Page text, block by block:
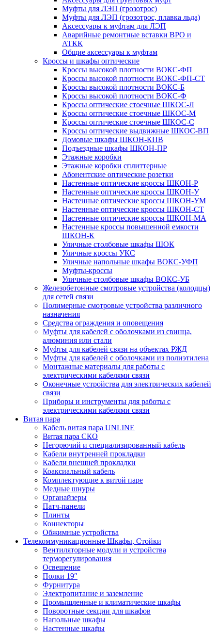
Муфты для ЛЭП (грозотрос)
Муфты для ЛЭП (грозотрос, плавка льда)
Аксессуары к муфтам для ЛЭП
Аварийные ремонтные вставки ВРО и
АТКК
Общие аксессуары к муфтам
Кроссы и шкафы оптические
Кроссы высокой плотности ВОКС-ФП
Кроссы высокой плотности ВОКС-ФП-СТ
Кроссы высокой плотности ВОКС-Б
Кроссы высокой плотности ВОКС-Ф
Кроссы оптические стоечные ШКОС-Л
Кроссы оптические стоечные ШКОС-М
Кроссы оптические стоечные ШКОС-С
Кроссы оптические выдвижные ШКОС-ВП
Домовые шкафы ШКОН-КПВ
Подъездные шкафы ШКОН-ПР
Этажные коробки
Этажные коробки сплиттерные
Абонентские оптические розетки
Настенные оптические кроссы ШКОН-Р
Настенные оптические кроссы ШКОН-У
Настенные оптические кроссы ШКОН-УМ
Настенные оптические кроссы ШКОН-СТ
Настенные оптические кроссы ШКОН-МА
Настенные кроссы повышенной емкости
ШКОН-К
Уличные столбовые шкафы ШОК
Уличные кроссы УКС
Уличные напольные шкафы ВОКС-УФП
Муфты-кроссы
Уличные столбовые шкафы ВОКС-УБ
Железобетонные смотровые устройства (колодцы)
для сетей связи
Полимерные смотровые устройства различного
назначения
Средства ограждения и оповещения
Муфты для кабелей с оболочками из свинца,
алюминия или стали
Муфты для кабелей связи на объектах РЖД
Муфты для кабелей с оболочками из полиэтилена
Монтажные материалы для работы с
электрическими кабелями связи
Оконечные устройства для электрических кабелей
связи
Приборы и инструменты для работы с
электрическими кабелями связи
Витая пара
Кабель витая пара UNLINE
Витая пара СКО
Негорючий и специализированный кабель
Кабели внутренней прокладки
Кабели внешней прокладки
Коаксиальный кабель
Комплектующие к витой паре
Медные шнуры
Органайзеры
Патч-панели
Плинты
Коннекторы
Обжимные устройства
Телекоммуникационные Шкафы, Стойки
Вентиляторные модули и устройства
терморегулирования
Освещение
Полки 19″
Фурнитура
Электропитание и заземление
Промышленные и климатические шкафы
Поворотные секции для шкафов
Напольные шкафы
Настенные шкафы